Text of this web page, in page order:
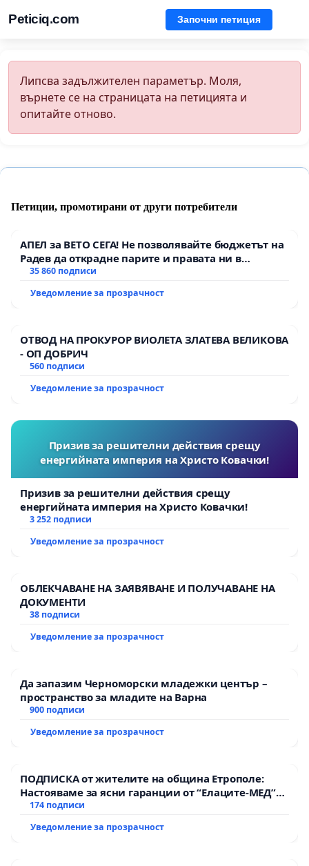
Peticiq.com Започни петиция
Липсва задължителен параметър. Моля,
върнете се на страницата на петицията и
опитайте отново.
Петиции, промотирани от други потребители
АПЕЛ за ВЕТО СЕГА! Не позволявайте бюджетът на
Радев да открадне парите и правата ни в
тъмното
35 860 подписи
Уведомление за прозрачност
ОТВОД НА ПРОКУРОР ВИОЛЕТА ЗЛАТЕВА ВЕЛИКОВА
- ОП ДОБРИЧ
560 подписи
Уведомление за прозрачност
Призив за решителни действия срещу
енергийната империя на Христо Ковачки!
Призив за решителни действия срещу
енергийната империя на Христо Ковачки!
3 252 подписи
Уведомление за прозрачност
ОБЛЕКЧАВАНЕ НА ЗАЯВЯВАНЕ И ПОЛУЧАВАНЕ НА
ДОКУМЕНТИ
38 подписи
Уведомление за прозрачност
Да запазим Черноморски младежки център –
пространство за младите на Варна
900 подписи
Уведомление за прозрачност
ПОДПИСКА от жителите на община Етрополе:
Настояваме за ясни гаранции от “Елаците-МЕД”
АД и от държавата, че ще се изпълнят всички
174 подписи
Уведомление за прозрачност